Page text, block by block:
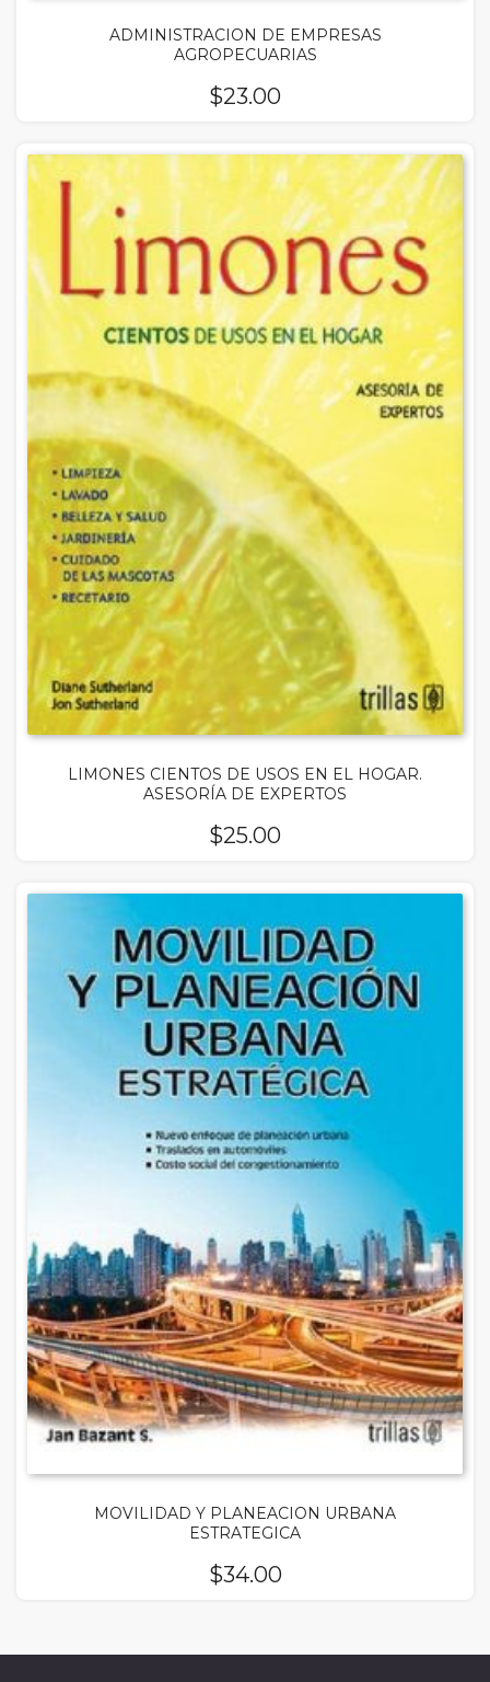
ADMINISTRACION DE EMPRESAS
AGROPECUARIAS
$23.00
LIMONES CIENTOS DE USOS EN EL HOGAR.
ASESORÍA DE EXPERTOS
$25.00
MOVILIDAD Y PLANEACION URBANA
ESTRATEGICA
$34.00